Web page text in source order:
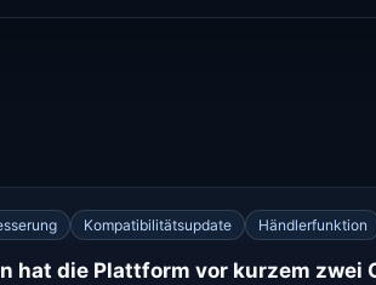
Kompatibilitätsupdate Händlerfunktion
hat die Plattform vor kurzem